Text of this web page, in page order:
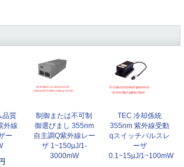
品質
外線
ー
制御または不可制
御選びまし 355nm
自主調Q紫外線レー
ザ 1~150µJ/1-
3000mW
TEC 冷却係統
355nm 紫外線受動
qスイッチパルスレ
ーザ
0.1~15µJ/1~100mW